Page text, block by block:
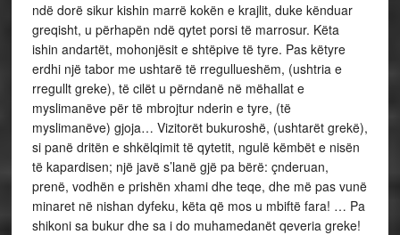
ndë dorë sikur kishin marrë kokën e krajlit, duke kënduar
greqisht, u përhapën ndë qytet porsi të marrosur. Këta
ishin andartët, mohonjësit e shtëpive të tyre. Pas këtyre
erdhi një tabor me ushtarë të rregullueshëm, (ushtria e
rregullt greke), të cilët u përndanë në mëhallat e
myslimanëve për të mbrojtur nderin e tyre, (të
myslimanëve) gjoja… Vizitorët bukuroshë, (ushtarët grekë),
si panë dritën e shkëlqimit të qytetit, ngulë këmbët e nisën
të kapardisen; një javë s’lanë gjë pa bërë: çnderuan,
prenë, vodhën e prishën xhami dhe teqe, dhe më pas vunë
minaret në nishan dyfeku, këta që mos u mbiftë fara! … Pa
shikoni sa bukur dhe sa i do muhamedanët qeveria greke!